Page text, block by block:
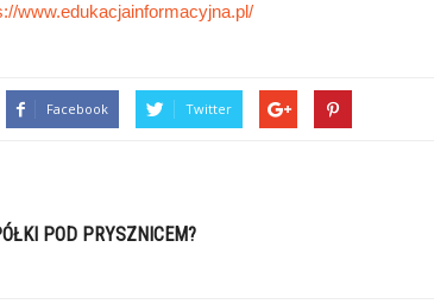
www.edukacjainformacyjna.pl/
Facebook Twitter
POD PRYSZNICEM?